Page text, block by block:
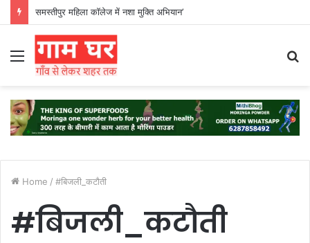
समस्तीपुर महिला कॉलेज में नशा मुक्ति अभियान’
Menu
Home / #बिजली_कटौती
#बिजली_कटौती